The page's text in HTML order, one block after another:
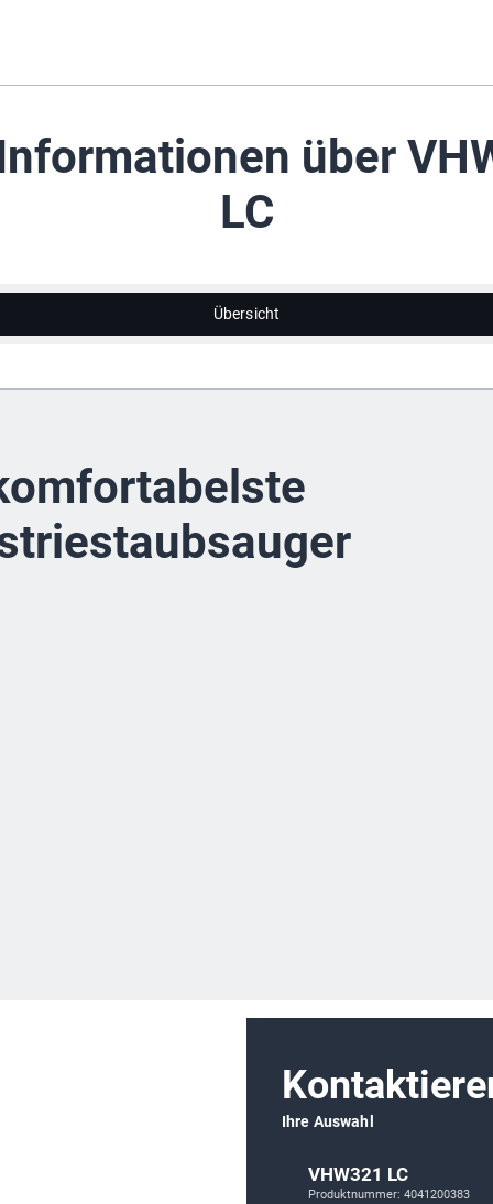
über
LC
Übersicht
Ihre Auswahl
VHW321 LC
Produktnummer: 4041200383